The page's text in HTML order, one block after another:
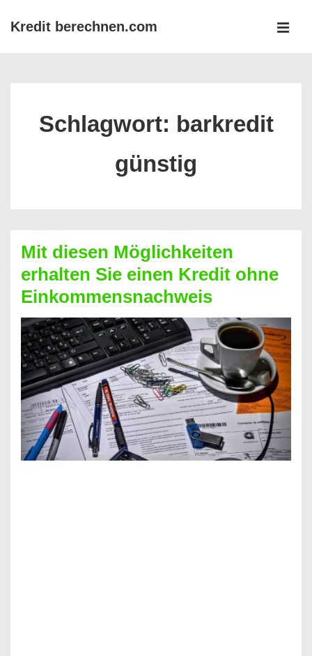
ZumKredit berechnen.com
Schlagwort: barkredit
günstig
Mit diesen Möglichkeiten
erhalten Sie einen Kredit ohne
Einkommensnachweis